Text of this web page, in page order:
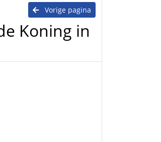
Vorige pagina
Koning in